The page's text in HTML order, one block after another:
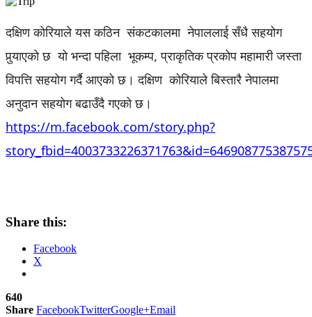
दक्षिण कोरियाले यस कठिन संकटकालमा नेपाललाई सँधै सहयोग
पुर्‍याएको छ यो भन्दा पहिला भूकम्प, प्राकृतिक प्रकोप महामारी जस्ता
विपत्ति सहयोग गर्दै आएको छ। दक्षिण कोरियाले बिस्तारै नेपालमा
अनुदान सहयोग बढाउँदै गएको छ।
https://m.facebook.com/story.php?
Share this:
Facebook
X
640
Share FacebookTwitterGoogle+Email